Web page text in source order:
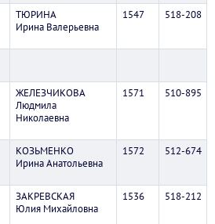
ТЮРИНА
Ирина Валерьевна
1547 518-208
ЖЕЛЕЗЧИКОВА
Людмила
Николаевна
1571 510-895
КОЗЬМЕНКО
Ирина Анатольевна
1572 512-674
ЗАКРЕВСКАЯ
Юлия Михайловна
1536 518-212